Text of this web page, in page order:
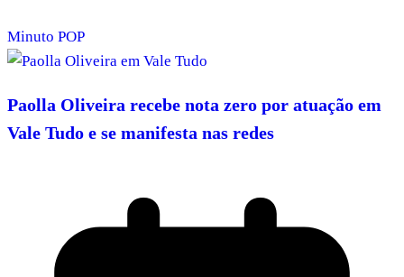
Minuto POP
Paolla Oliveira recebe nota zero por atuação em
Vale Tudo e se manifesta nas redes